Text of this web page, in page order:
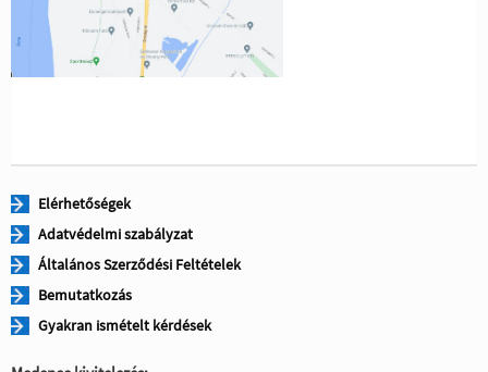
Elérhetőségek
Adatvédelmi szabályzat
Általános Szerződési Feltételek
Bemutatkozás
Gyakran ismételt kérdések